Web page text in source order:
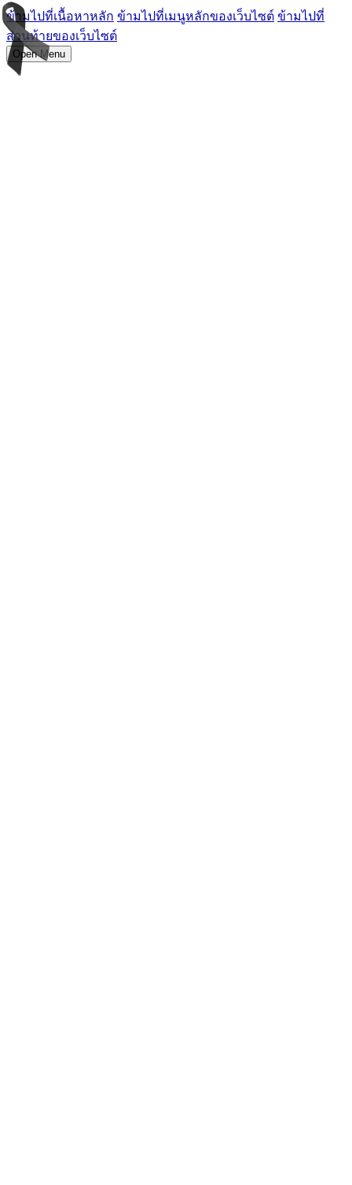
ข้ามไปที่เนื้อหาหลัก ข้ามไปที่เมนูหลักของเว็บไซต์ ข้ามไปที่
ส่วนท้ายของเว็บไซต์
Open Menu